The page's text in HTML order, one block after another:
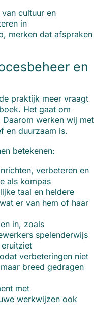
cultuur en
in
merken dat afspraken
en
praktijk meer vraagt
Het gaat om
Daarom werken wij met
en duurzaam is.
betekenen:
verbeteren en
als kompas
taal en heldere
er van hem of haar
in, zoals
spelenderwijs
verbeteringen niet
breed gedragen
met
werkwijzen ook